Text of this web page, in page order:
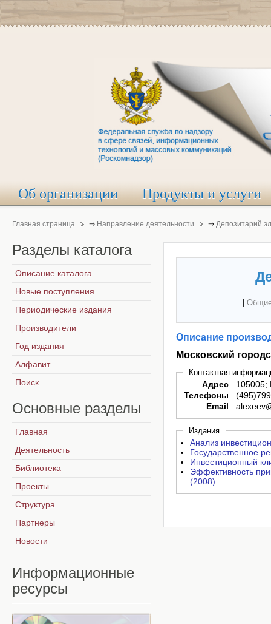
Об организации Продукты и услуги
Главная страница ⇒ Направление деятельности ⇒ Депозитарий
Описание
Московский
Контактная
Адрес
105005;
Телефоны
Email
Издания
Анализ
Государственное
Инвестиционный
Эффективность
(2008)
Разделы каталога
Описание каталога
Новые поступления
Периодические издания
Производители
Год издания
Алфавит
Поиск
Основные разделы
Главная
Деятельность
Библиотека
Проекты
Структура
Партнеры
Новости
Информационные
ресурсы